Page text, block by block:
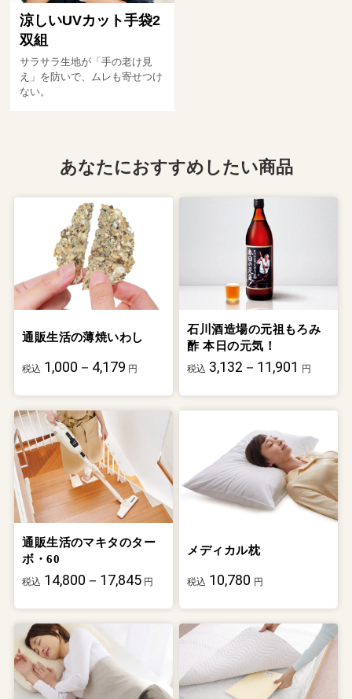
涼しいUVカット手袋2
双組
サラサラ生地が「手の老け見
え」を防いで、ムレも寄せつけ
ない。
あなたにおすすめしたい商品
通販生活の薄焼いわし
税込 1,000－4,179 円
石川酒造場の元祖もろみ
酢 本日の元気！
税込 3,132－11,901 円
通販生活のマキタのター
ボ・60
税込 14,800－17,845 円
メディカル枕
税込 10,780 円